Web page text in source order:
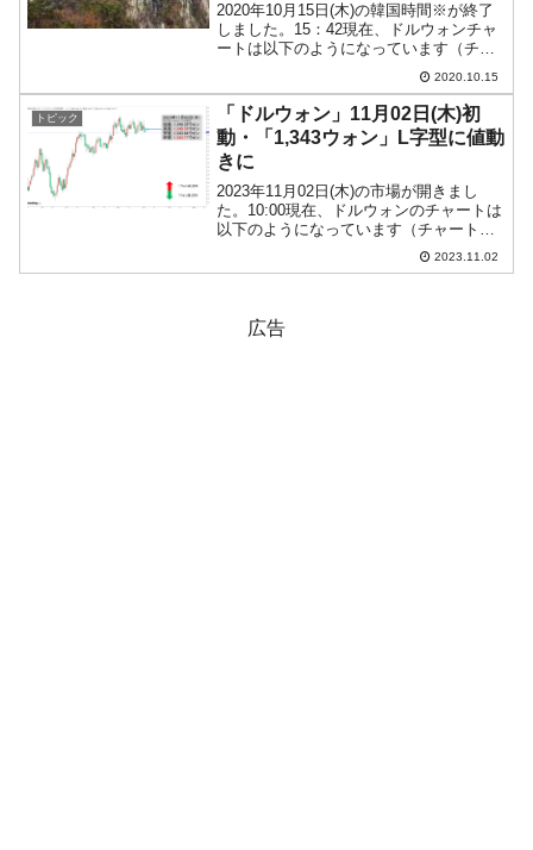
2020年10月15日(木)の韓国時間※が終了
しました。15：42現在、ドルウォンチャ
ートは以下のようになっています（チャ
ートは『Investing.com』より引用：以下
同）。長い陰線となっています。一時は
「1ドル＝1,141ウォン」まで...
2020.10.15
トピック
「ドルウォン」11月02日(木)初
動・「1,343ウォン」L字型に値動
きに
2023年11月02日(木)の市場が開きまし
た。10:00現在、ドルウォンのチャートは
以下のようになっています（チャートは
『Investing.com』より引用）。これから
ローソク足の調整が入るかもしれません
2023.11.02
広告